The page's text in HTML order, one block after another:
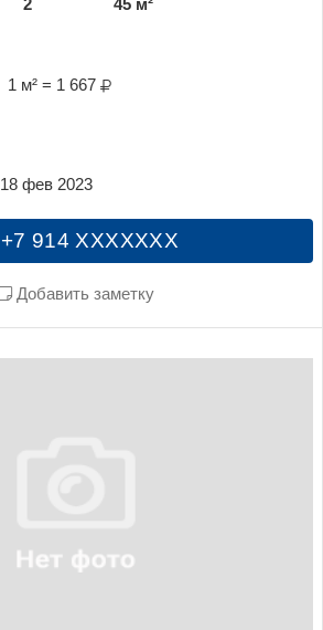
2
45 м²
1 м² = 1 667
+7 914 XXXXXXX
Добавить заметку
18 фев 2023